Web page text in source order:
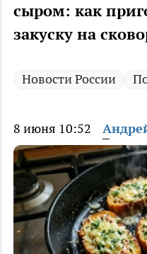
сыром: как
закуску на
Новости России
8 июня 10:52